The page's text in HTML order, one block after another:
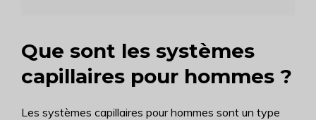
Que sont les systèmes
capillaires pour hommes ?
Les systèmes capillaires pour hommes sont un type